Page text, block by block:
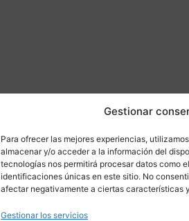
Gestionar
Para ofrecer las mejores experiencias,
almacenar y/o acceder a la información del
tecnologías nos permitirá procesar datos como
identificaciones únicas en este sitio. No
afectar negativamente a ciertas características
Gestionar los servicios